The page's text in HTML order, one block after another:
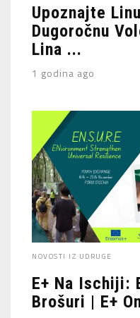
Upoznajte
Dugoročnu
Lina ...
1 godina ago
NOVOSTI IZ UDRUGE
E+ Na Ischiji:
Brošuri | E+